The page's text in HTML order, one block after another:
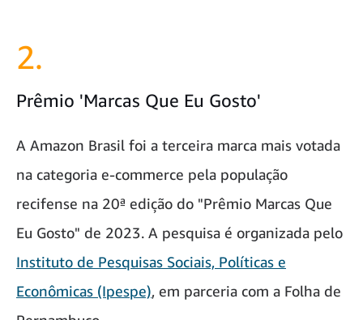
2.
Prêmio 'Marcas Que Eu Gosto'
A Amazon Brasil foi a terceira marca mais votada
na categoria e-commerce pela população
recifense na 20ª edição do "Prêmio Marcas Que
Eu Gosto" de 2023. A pesquisa é organizada pelo
Instituto de Pesquisas Sociais, Políticas e
Econômicas (Ipespe), em parceria com a Folha de